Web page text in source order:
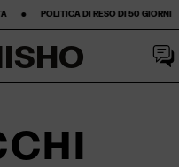
DI RESO DI 50 GIORNI ‎ ‎ ‎ ‎ ‎ ‎ ‎ •‎
ISHO